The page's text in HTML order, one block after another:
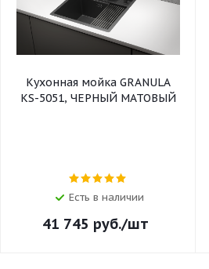
Кухонная мойка GRANULA
KS-5051, ЧЕРНЫЙ МАТОВЫЙ
Есть в наличии
41 745 руб./шт